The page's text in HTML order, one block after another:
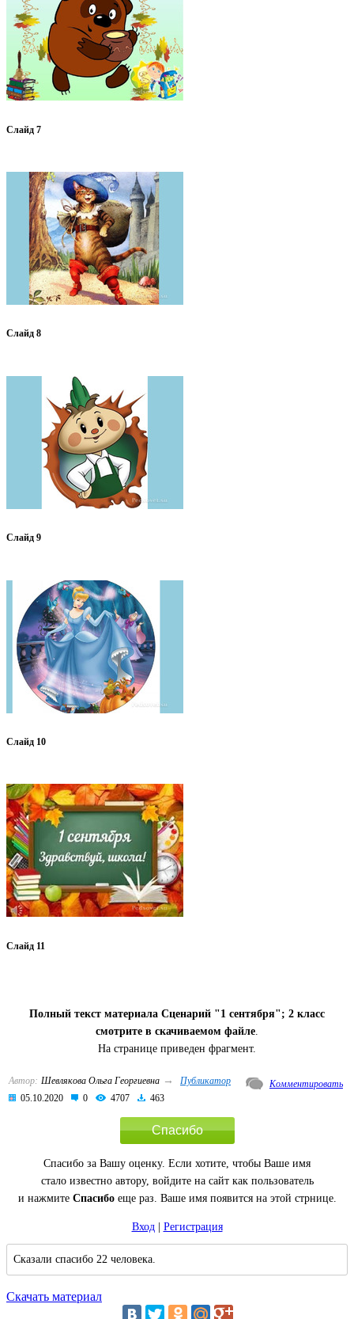
Слайд 7
Слайд 8
Слайд 9
Слайд 10
Слайд 11
Полный текст материала Сценарий "1 сентября"; 2 класс
смотрите в скачиваемом файле.
На странице приведен фрагмент.
Автор: Шевлякова Ольга Георгиевна →
Публикатор
05.10.2020
0 4707 463
Комментировать
Спасибо
Спасибо за Вашу оценку. Если хотите, чтобы Ваше имя
стало известно автору, войдите на сайт как пользователь
и нажмите Спасибоеще раз. Ваше имя появится на этой стрнице.
Вход| Регистрация
Сказали спасибо 22 человека.
Скачать материал